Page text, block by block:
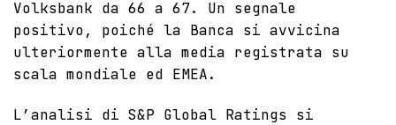
Volksbank da 66 a 67. Un segnale
positivo, poiché la Banca si avvicina
ulteriormente alla media registrata su
scala mondiale ed EMEA.
L’analisi di S&P Global Ratings si